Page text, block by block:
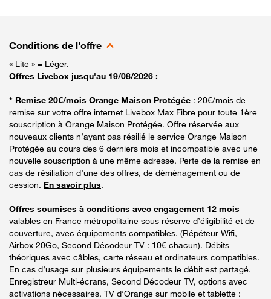
Conditions de l'offre
« Lite » = Léger.
Offres Livebox jusqu'au 19/08/2026 :
* Remise 20€/mois Orange Maison Protégée : 20€/mois de
remise sur votre offre internet Livebox Max Fibre pour toute 1ère
souscription à Orange Maison Protégée. Offre réservée aux
nouveaux clients n’ayant pas résilié le service Orange Maison
Protégée au cours des 6 derniers mois et incompatible avec une
nouvelle souscription à une même adresse. Perte de la remise en
cas de résiliation d’une des offres, de déménagement ou de
cession. En savoir plus.
Offres soumises à conditions avec engagement 12 mois
valables en France métropolitaine sous réserve d’éligibilité et de
couverture, avec équipements compatibles. (Répéteur Wifi,
Airbox 20Go, Second Décodeur TV : 10€ chacun). Débits
théoriques avec câbles, carte réseau et ordinateurs compatibles.
En cas d’usage sur plusieurs équipements le débit est partagé.
Enregistreur Multi-écrans, Second Décodeur TV, options avec
activations nécessaires. TV d’Orange sur mobile et tablette :